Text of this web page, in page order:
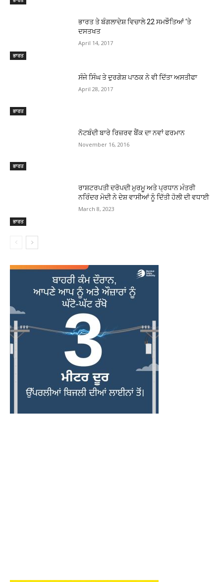
ਭਾਰਤ
ਭਾਰਤ ਤੇ ਬੰਗਲਾਦੇਸ਼ ਵਿਚਾਲੇ 22 ਸਮਝੌਤਿਆਂ ‘ਤੇ
ਦਸਤਖਤ
April 14, 2017
ਭਾਰਤ
ਸੰਜੇ ਸਿੰਘ ਤੇ ਦੁਰਗੇਸ਼ ਪਾਠਕ ਨੇ ਵੀ ਦਿੱਤਾ ਅਸਤੀਫਾ
April 28, 2017
ਭਾਰਤ
ਨੋਟਬੰਦੀ ਬਾਰੇ ਰਿਜ਼ਰਵ ਬੈਂਕ ਦਾ ਨਵਾਂ ਫਰਮਾਨ
November 16, 2016
ਭਾਰਤ
ਰਾਸ਼ਟਰਪਤੀ ਦਰੋਪਦੀ ਮੁਰਮੂ ਅਤੇ ਪ੍ਰਧਾਨ ਮੰਤਰੀ
ਨਰਿੰਦਰ ਮੋਦੀ ਨੇ ਦੇਸ਼ ਵਾਸੀਆਂ ਨੂੰ ਦਿੱਤੀ ਹੋਲੀ ਦੀ ਵਧਾਈ
March 8, 2023